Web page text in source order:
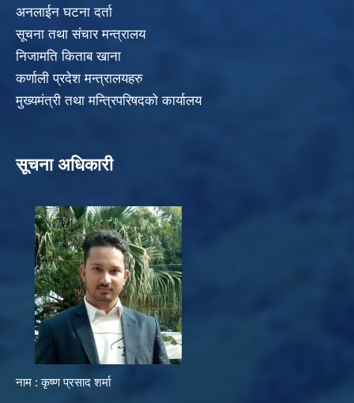
अनलाईन घटना दर्ता
सूचना तथा संचार मन्त्रालय
निजामति किताब खाना
कर्णाली प्रदेश मन्त्रालयहरु
मुख्यमंत्री तथा मन्त्रिपरिषदको कार्यालय
सूचना अधिकारी
नाम : कृष्ण प्रसाद शर्मा